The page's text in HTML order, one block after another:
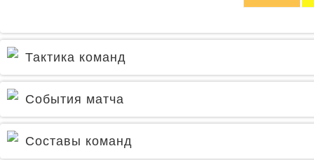
Тактика команд
События матча
Составы команд